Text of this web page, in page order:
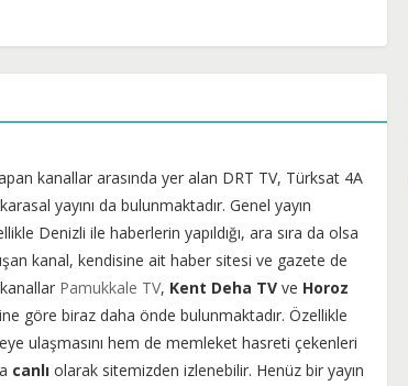
kanallar arasında yer alan DRT TV, Türksat 4A
yayını da bulunmaktadır. Genel yayın
Denizli ile haberlerin yapıldığı, ara sıra da olsa
kanal, kendisine ait haber sitesi ve gazete de
Pamukkale TV, Kent Deha TV ve Horoz
göre biraz daha önde bulunmaktadır. Özellikle
ulaşmasını hem de memleket hasreti çekenleri
canlı olarak sitemizden izlenebilir. Henüz bir yayın